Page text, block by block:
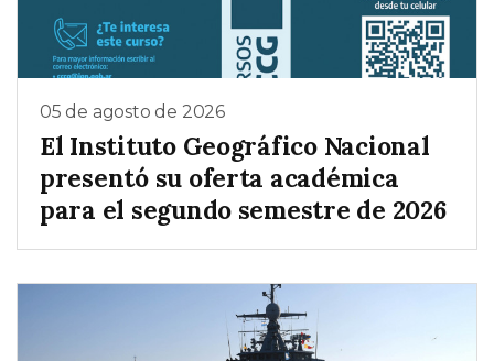
05 de agosto de 2026
El Instituto Geográfico Nacional
presentó su oferta académica
para el segundo semestre de 2026